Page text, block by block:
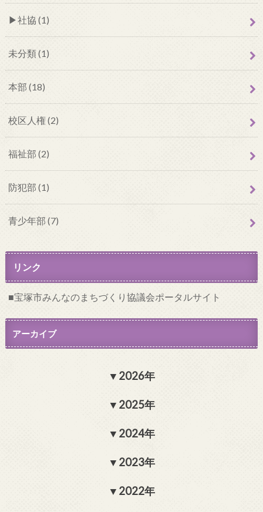
社協 (1)
未分類 (1)
本部 (18)
校区人権 (2)
福祉部 (2)
防犯部 (1)
青少年部 (7)
リンク
宝塚市みんなのまちづくり協議会ポータルサイト
アーカイブ
2026年
2025年
2024年
2023年
2022年